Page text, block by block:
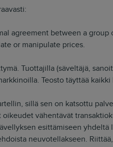
agreement between a
or manipulate prices.
Tuottajilla (säveltäjä,
Teosto täyttää
sillä sen on katsottu
vähentävät
esittämiseen
neuvotellakseen.